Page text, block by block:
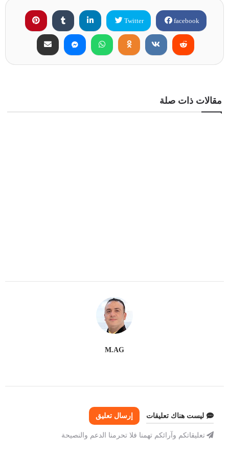
facebook
Twitter
مقالات ذات صلة
M.AG
ليست هناك تعليقات إرسال تعليق
تعليقاتكم وآرائكم تهمنا فلا تحرمنا الدعم والنصيحة